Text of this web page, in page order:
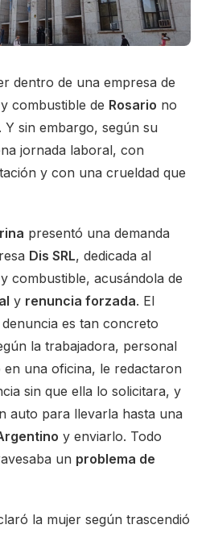
dentro de una empresa de
combustible de Rosario no
sin embargo, según su
jornada laboral, con
y con una crueldad que
presentó una demanda
Dis SRL, dedicada al
combustible, acusándola de
y renuncia forzada. El
es tan concreto
la trabajadora, personal
una oficina, le redactaron
sin que ella lo solicitara, y
auto para llevarla hasta una
y enviarlo. Todo
un problema de
la mujer según trascendió